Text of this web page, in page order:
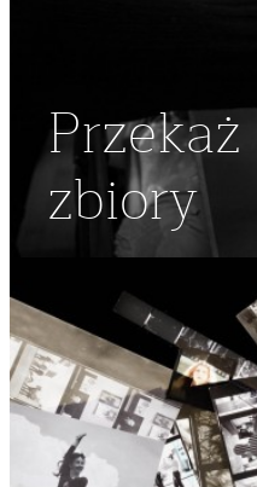
Przekaż
zbiory